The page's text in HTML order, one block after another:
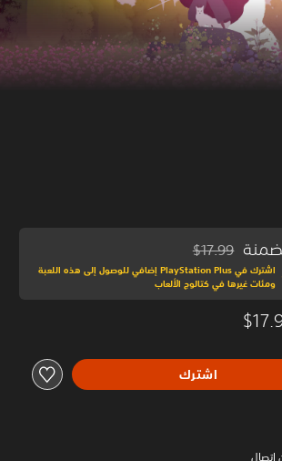
مخصوم من السعر الأصلي البالغ $17.99‏
$17.99
اشترك في PlayStation Plus إضافي للوصول إلى هذه اللعبة
ومئات غيرها في كتالوج الألعاب
اشترك